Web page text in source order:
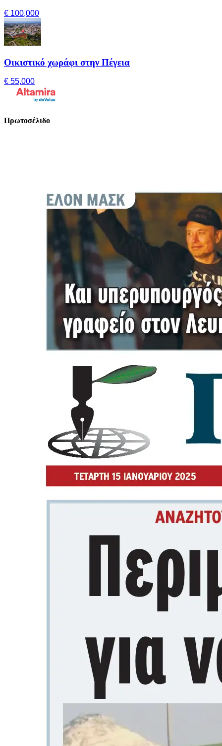
€ 100,000
Οικιστικό χωράφι στην Πέγεια
€ 55,000
Πρωτοσέλιδο